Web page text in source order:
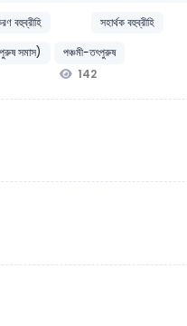
বহুব্রীহি সহার্থক বহুব্রীহি
সমাস)
পঞ্চমী-তৎপুরুষ
142